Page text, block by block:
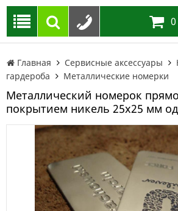
0
Главная Сервисные аксессуары
гардероба
Металлические номерки
Металлический номерок
покрытием никель 25х25 мм